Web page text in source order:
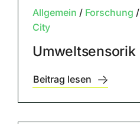
Allgemein / Forschung /
City
Umweltsensorik
Beitrag lesen